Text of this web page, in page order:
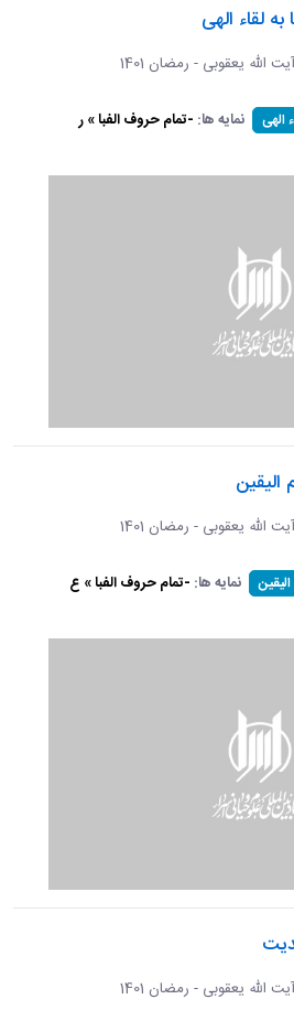
لقاء الهی
الله یعقوبی - رمضان 1401
الهی نمایه ها: -تمام حروف الفبا » ر
الله یعقوبی - رمضان 1401
نمایه ها: -تمام حروف الفبا » ع
الله یعقوبی - رمضان 1401